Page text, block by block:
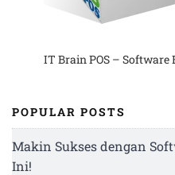
IT Brain POS – Software
POPULAR POSTS
Makin Sukses dengan
Ini!